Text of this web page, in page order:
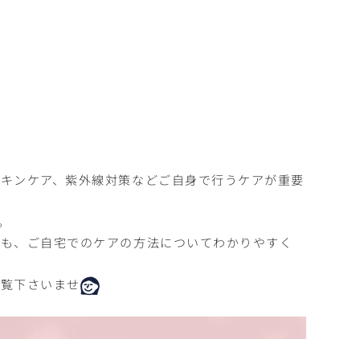
ンケア、紫外線対策などご自身で行うケアが重要
、ご自宅でのケアの方法についてわかりやすく
下さいませ